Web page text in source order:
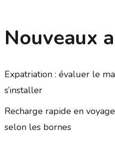
Nouveaux
Expatriation : évaluer le
s’installer
Recharge rapide en
selon les bornes